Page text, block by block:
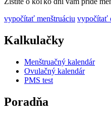
vypočítať menštruáciu vypočítať
Kalkulačky
Menštruačný kalendár
Ovulačný kalendár
PMS test
Poradňa